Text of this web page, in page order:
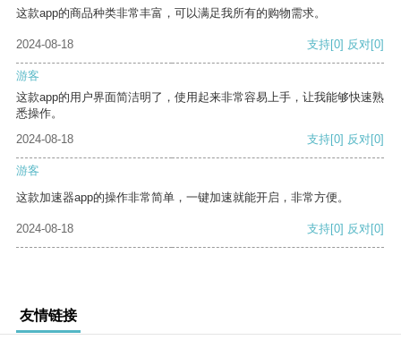
这款app的商品种类非常丰富，可以满足我所有的购物需求。
2024-08-18 支持[0] 反对[0]
游客
这款app的用户界面简洁明了，使用起来非常容易上手，让我能够快速熟
悉操作。
2024-08-18
支持[0] 反对[0]
游客
这款加速器app的操作非常简单，一键加速就能开启，非常方便。
2024-08-18 支持[0] 反对[0]
友情链接